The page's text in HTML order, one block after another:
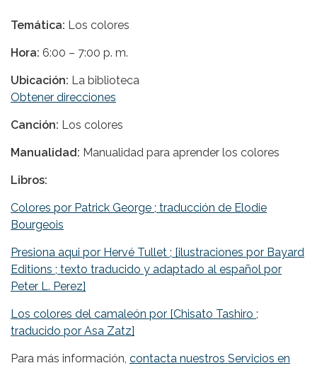
Temática: Los colores
Hora: 6:00 – 7:00 p. m.
Ubicación: La biblioteca
Obtener direcciones
Canción: Los colores
Manualidad: Manualidad para aprender los colores
Libros:
Colores por Patrick George ; traducción de Elodie
Bourgeois
Presiona aqui por Hervé Tullet ; [ilustraciones por Bayard
Editions ; texto traducido y adaptado al español por
Peter L. Perez]
Los colores del camaleón por [Chisato Tashiro ;
traducido por Asa Zatz]
Para más información, contacta nuestros Servicios en